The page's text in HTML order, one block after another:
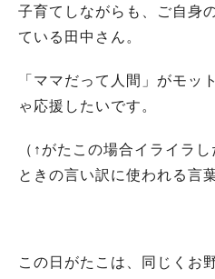
子育てしながらも、ご自身
ている田中さん。
「ママだって人間」がモッ
ゃ応援したいです。
（↑がたこの場合イライラ
ときの言い訳に使われる言
この日がたこは、同じくお